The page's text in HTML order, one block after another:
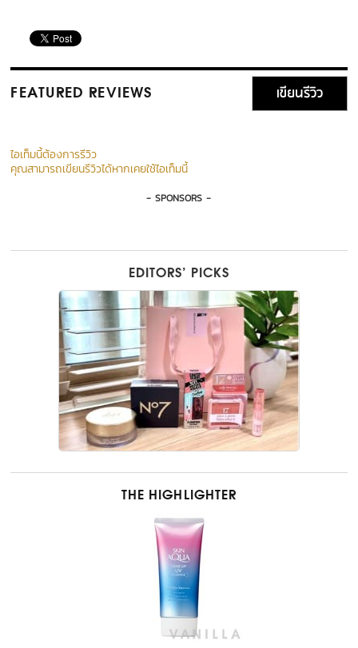
FEATURED REVIEWS เขียนรีวิว
ไอเท็มนี้ต้องการรีวิว
คุณสามารถเขียนรีวิวได้หากเคยใช้ไอเท็มนี้
- SPONSORS -
EDITORS’ PICKS
THE HIGHLIGHTER